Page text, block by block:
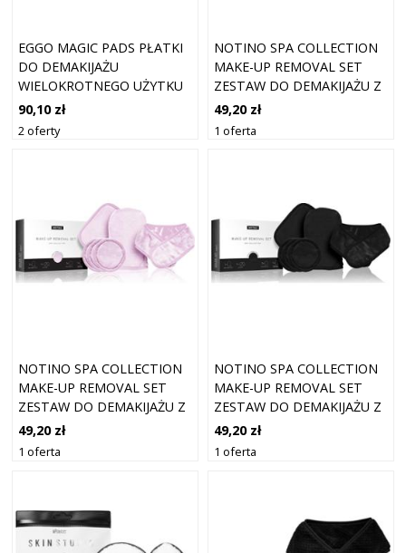
EGGO MAGIC PADS PŁATKI
DO DEMAKIJAŻU
WIELOKROTNEGO UŻYTKU
PINK 3 SZT.
90,10 zł
2 oferty
NOTINO SPA COLLECTION
MAKE-UP REMOVAL SET
ZESTAW DO DEMAKIJAŻU Z
MIKROFIBRY PINK
49,20 zł
1 oferta
NOTINO SPA COLLECTION
MAKE-UP REMOVAL SET
ZESTAW DO DEMAKIJAŻU Z
MIKROFIBRY LILAC
49,20 zł
1 oferta
NOTINO SPA COLLECTION
MAKE-UP REMOVAL SET
ZESTAW DO DEMAKIJAŻU Z
MIKROFIBRY BLACK
49,20 zł
1 oferta